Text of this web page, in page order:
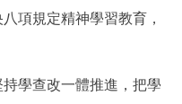
規定精神學習教育，
學查改一體推進，把學